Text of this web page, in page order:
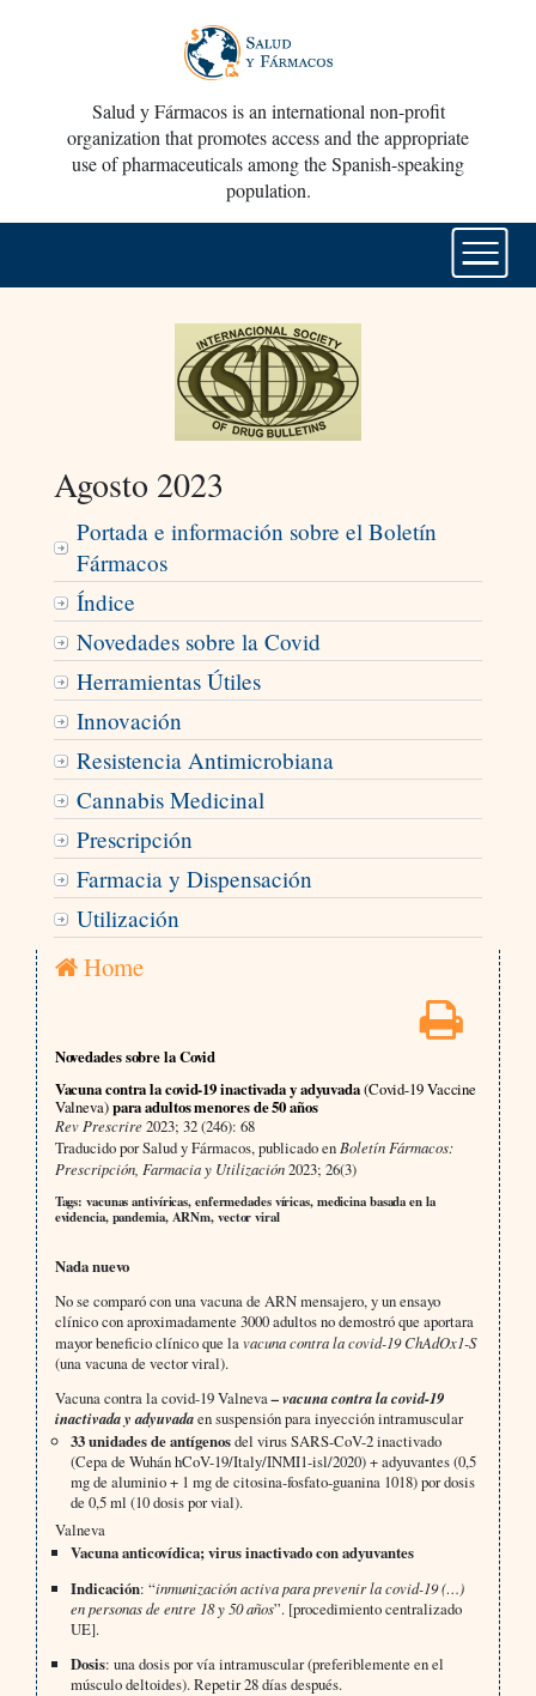
Salud y Fármacos is an international non-profit
organization that promotes access and the appropriate
use of pharmaceuticals among the Spanish-speaking
population.
Agosto 2023
Portada e información sobre el Boletín
Fármacos
Índice
Novedades sobre la Covid
Herramientas Útiles
Innovación
Resistencia Antimicrobiana
Cannabis Medicinal
Prescripción
Farmacia y Dispensación
Utilización
Home
Novedades sobre la Covid
Vacuna contra la covid-19 inactivada y adyuvada(Covid-19 Vaccine
Valneva)para adultos menores de 50 años
Rev Prescrire2023; 32 (246): 68
Traducido por Salud y Fármacos, publicado en Boletín Fármacos:
Prescripción, Farmacia y Utilización2023; 26(3)
Tags: vacunas antivíricas, enfermedades víricas, medicina basada en la
evidencia, pandemia, ARNm, vector viral
Nada nuevo
No se comparó con una vacuna de ARN mensajero, y un ensayo
clínico con aproximadamente 3000 adultos no demostró que aportara
mayor beneficio clínico que lavacuna contra la covid-19 ChAdOx1-S
(una vacuna de vector viral).
Vacuna contra la covid-19 Valneva– vacuna contra la covid-19
inactivada y adyuvadaen suspensión para inyección intramuscular
33 unidades de antígenosdel virus SARS-CoV-2 inactivado
(Cepa de Wuhán hCoV-19/Italy/INMI1-isl/2020) + adyuvantes (0,5
mg de aluminio + 1 mg de citosina-fosfato-guanina 1018) por dosis
de 0,5 ml (10 dosis por vial).
Valneva
Vacuna anticovídica; virus inactivado con adyuvantes
Indicación: “inmunización activa para prevenir la covid-19 (…)
en personas de entre 18 y 50 años”. [procedimiento centralizado
UE].
Dosis: una dosis por vía intramuscular (preferiblemente en el
músculo deltoides). Repetir 28 días después.